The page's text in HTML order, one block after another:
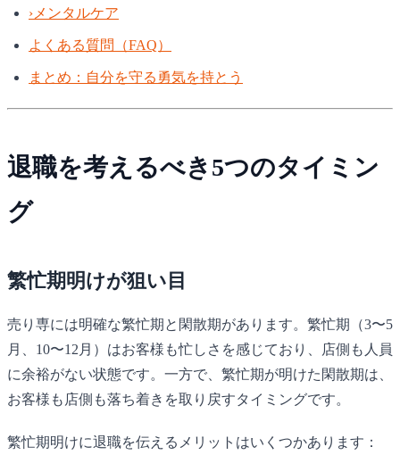
› メンタルケア
よくある質問（FAQ）
まとめ：自分を守る勇気を持とう
退職を考えるべき5つのタイミン
グ
繁忙期明けが狙い目
売り専には明確な繁忙期と閑散期があります。繁忙期（3〜5
月、10〜12月）はお客様も忙しさを感じており、店側も人員
に余裕がない状態です。一方で、繁忙期が明けた閑散期は、
お客様も店側も落ち着きを取り戻すタイミングです。
繁忙期明けに退職を伝えるメリットはいくつかあります：